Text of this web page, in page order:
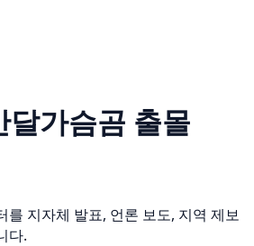
달가슴곰 출몰
를 지자체 발표, 언론 보도, 지역 제보
다.